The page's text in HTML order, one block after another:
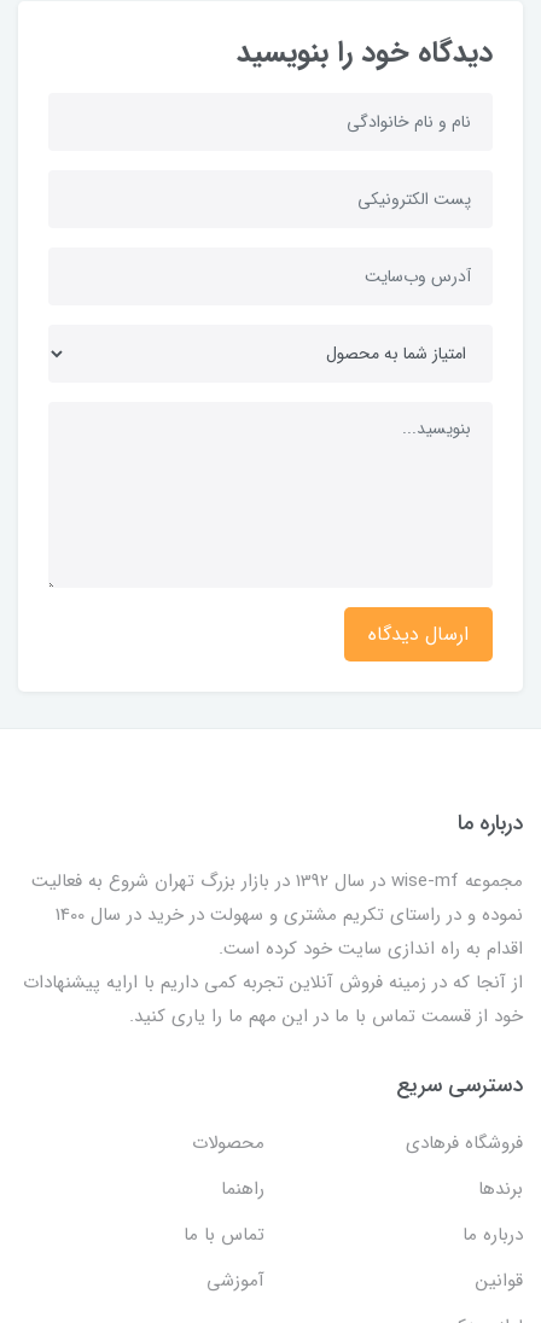
دیدگاه خود را بنویسید
ارسال دیدگاه
درباره ما
مجموعه wise-mf در سال 1392 در بازار بزرگ تهران شروع به فعالیت
نموده و در راستای تکریم مشتری و سهولت در خرید در سال 1400
اقدام به راه اندازی سایت خود کرده است.
از آنجا که در زمینه فروش آنلاین تجربه کمی داریم با ارایه پیشنهادات
خود از قسمت تماس با ما در این مهم ما را یاری کنید.
دسترسی سریع
فروشگاه فرهادی
محصولات
برندها
راهنما
درباره ما
تماس با ما
قوانین
آموزشی